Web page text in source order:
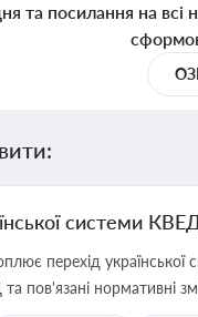
та посилання на всі
системи
перехід української
пов'язані нормативні